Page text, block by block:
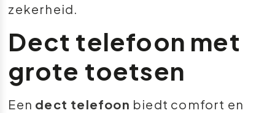
zekerheid.
Dect telefoon met
grote toetsen
Een dect telefoon biedt comfort en